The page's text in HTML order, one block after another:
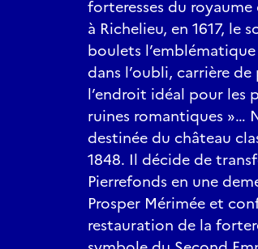
forteresses du
à Richelieu, en 1617, le
boulets
dans l’oubli, carrière
l’endroit idéal pour les
ruines romantiques »…
destinée du château
1848. Il décide de
Pierrefonds en une
Prosper Mérimée et
restauration de la